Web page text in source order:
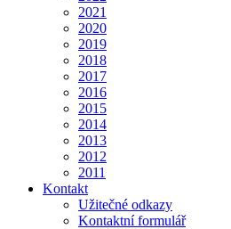
2021
2020
2019
2018
2017
2016
2015
2014
2013
2012
2011
Kontakt
Užitečné odkazy
Kontaktní formulář